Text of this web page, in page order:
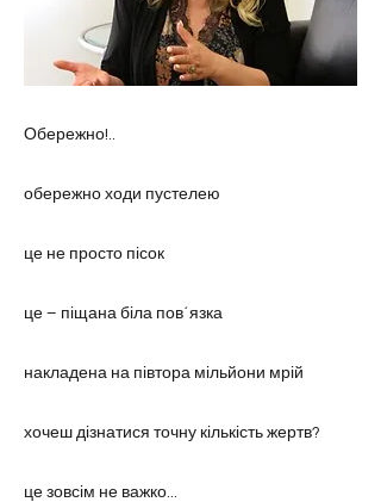
Обережно!..
обережно ходи пустелею
це не просто пісок
це – піщана біла пов´язка
накладена на півтора мільйони мрій
хочеш дізнатися точну кількість жертв?
це зовсім не важко...